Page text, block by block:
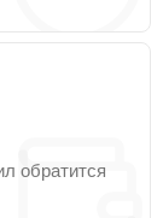
обратится